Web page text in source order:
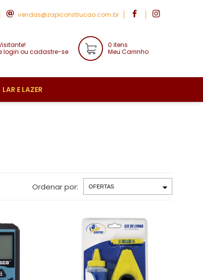
vendas@zapiconstrucao.com.br
login ou cadastre-se
0 itens
Meu Carrinho
LAR E LAZER
Ordenar por: